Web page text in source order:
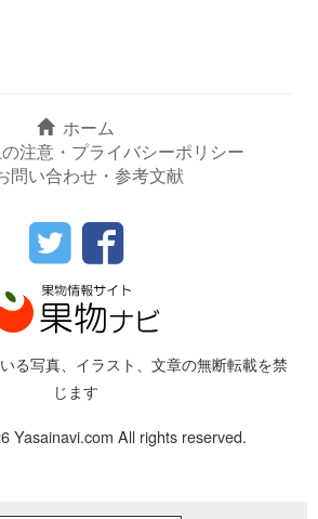
ホーム
注意・プライバシーポリシー
問い合わせ・参考文献
る写真、イラスト、文章の無断転載を禁
じます
Yasainavi.com All rights reserved.